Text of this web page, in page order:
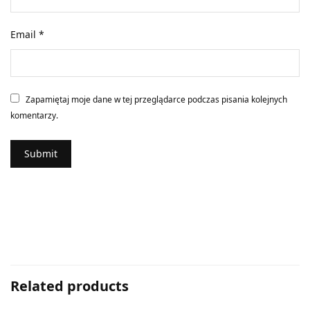
Email*
Zapamiętaj moje dane w tej przeglądarce podczas pisania kolejnych
komentarzy.
Related products